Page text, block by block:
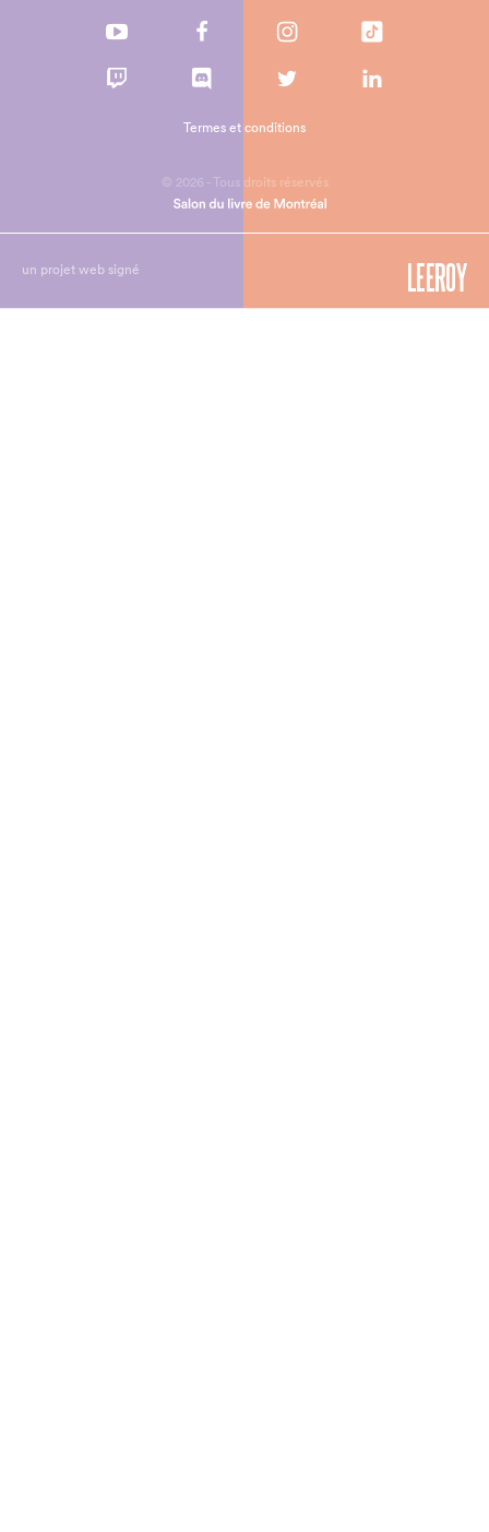
© 2026 - Tous droits réservés
Termes et conditions
un projet web signé